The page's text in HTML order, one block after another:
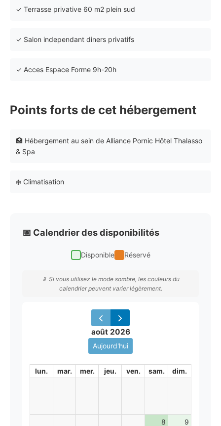
✓ Terrasse privative 60 m2 plein sud
✓ Salon independant diners privatifs
✓ Acces Espace Forme 9h-20h
Points forts de cet hébergement
🏥 Hébergement au sein de Alliance Pornic Hôtel Thalasso
& Spa
❄️ Climatisation
📅 Calendrier des disponibilités
Disponible Réservé
📱 Si vous utilisez le mode sombre, les couleurs du
calendrier peuvent varier légèrement.
août 2026
Aujourd'hui
lun. mar. mer. jeu. ven. sam. dim.
8 9